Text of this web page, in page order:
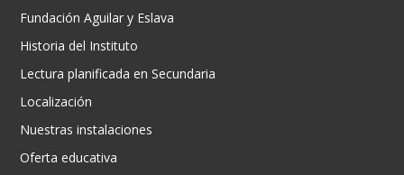
Fundación Aguilar y Eslava
Historia del Instituto
Lectura planificada en Secundaria
Localización
Nuestras instalaciones
Oferta educativa